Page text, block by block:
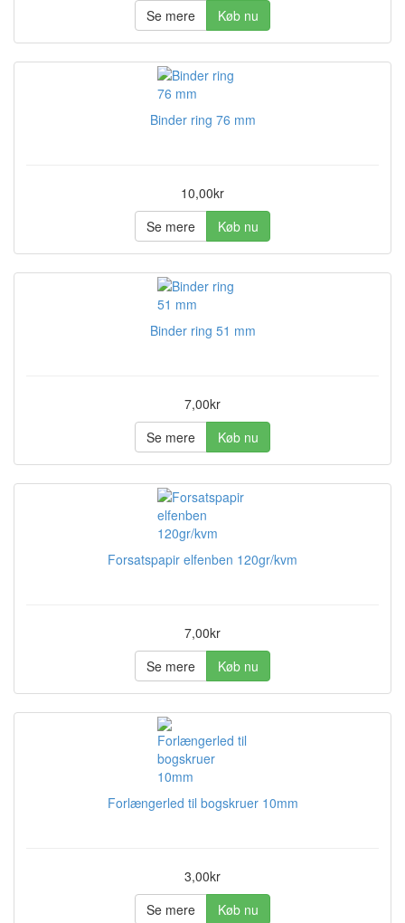
Se mere
Køb nu
Binder ring 76 mm
10,00kr
Se mere
Køb nu
Binder ring 51 mm
7,00kr
Se mere
Køb nu
Forsatspapir elfenben 120gr/kvm
7,00kr
Se mere
Køb nu
Forlængerled til bogskruer 10mm
3,00kr
Se mere
Køb nu